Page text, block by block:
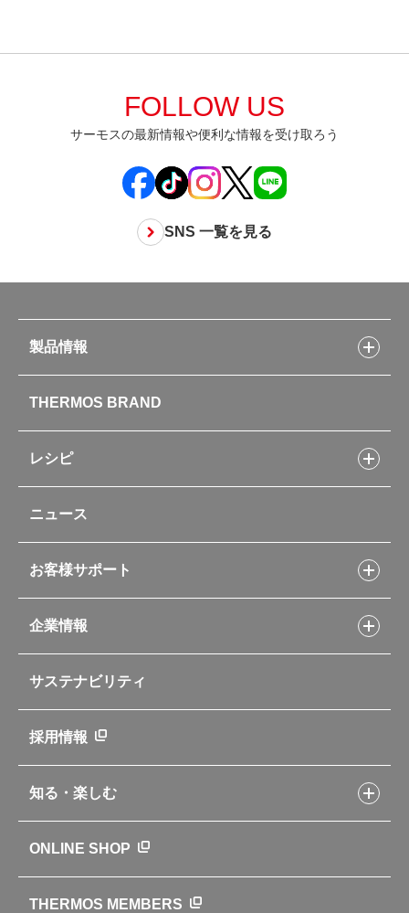
FOLLOW US
サーモスの最新情報や便利な情報を受け取ろう
SNS 一覧を見る
製品情報
水筒
お弁当
キッチン用品
ポット・アイスペール
コーヒーメーカー
ソフトクーラー・バッグ
自転車専用ボトル
アパレル小物
新製品一覧
カタログ
THERMOS BRAND
レシピ
フライパンレシピ
シャトルシェフレシピ
スープジャーレシピ
イージースモーカーレシピ
レシピ本のご紹介
ニュース
お客様サポート
交換用部品の購入方法
部品の種類や販売状況を調べる
よくあるご質問・お問い合わせ
企業情報
企業理念
会社概要
ニュース
世界のサーモス
サーモスの歴史
サステナビリティ
採用情報
知る・楽しむ
クラブサーモス
WEBマガジン
お弁当にエールを込めて
ONLINE SHOP
THERMOS MEMBERS